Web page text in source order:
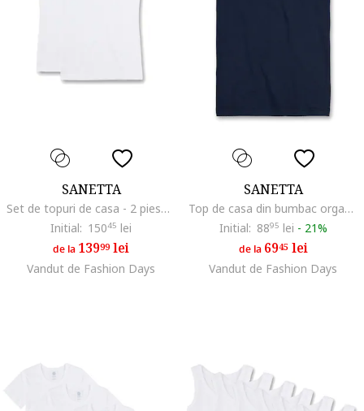
SANETTA
Set de topuri de casa - 2 piese, Alb
Initial: 15045 lei
de la 13999lei
Vandut de Fashion Days
SANETTA
Top de casa din bumbac organic cu decolteu rotund, Albastru inchis
Initial: 8895 lei - 21%
de la 6945lei
Vandut de Fashion Days